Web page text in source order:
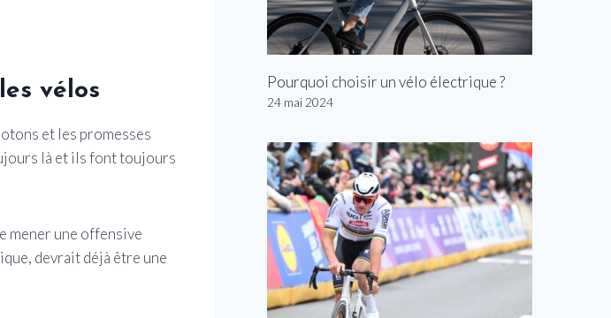
vélos
et les promesses
là et ils font toujours
mener une offensive
devrait déjà être une
Pourquoi choisir un vélo électrique ?
24 mai 2024